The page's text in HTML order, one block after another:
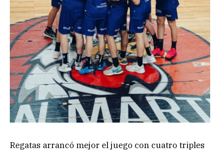
Regatas arrancó mejor el juego con cuatro triples